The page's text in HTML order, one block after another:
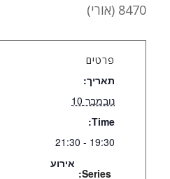
8470 (אורי)
פרטים
תאריך:
נובמבר 10
Time:
19:30 - 21:30
Series:
אירוע